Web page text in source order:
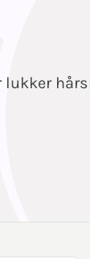
lukker